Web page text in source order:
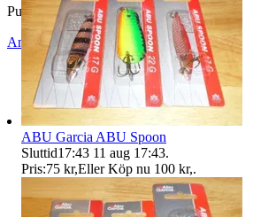
Publicerad 3 aug 17:37
Anmäl Sälj liknande
ABU Garcia ABU Spoon
Sluttid17:43 11 aug 17:43.
Pris:75 kr,Eller Köp nu 100 kr,.